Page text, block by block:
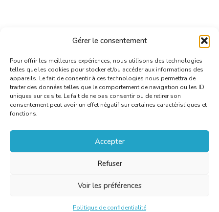
Gérer le consentement
Pour offrir les meilleures expériences, nous utilisons des technologies
telles que les cookies pour stocker et/ou accéder aux informations des
appareils. Le fait de consentir à ces technologies nous permettra de
traiter des données telles que le comportement de navigation ou les ID
uniques sur ce site. Le fait de ne pas consentir ou de retirer son
consentement peut avoir un effet négatif sur certaines caractéristiques et
fonctions.
Accepter
Refuser
Voir les préférences
Politique de confidentialité